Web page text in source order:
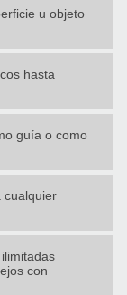
u objeto
hasta
guía o como
cualquier
con